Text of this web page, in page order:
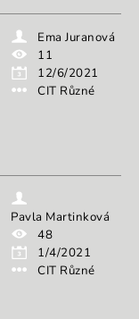
Ema Juranová
11
12/6/2021
CIT Různé
Pavla Martinková
48
1/4/2021
CIT Různé